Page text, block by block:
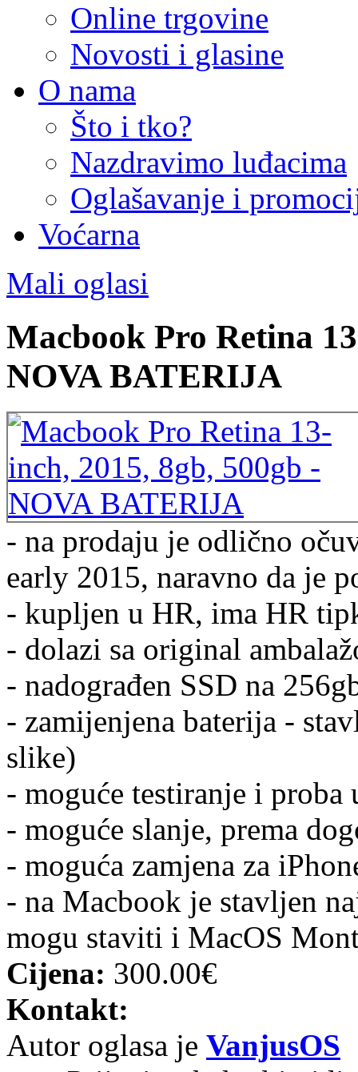
Online trgovine
Novosti i glasine
O nama
Što i tko?
Nazdravimo luđacima
Oglašavanje i
Voćarna
Mali oglasi
Macbook Pro Retina
NOVA BATERIJA
- na prodaju je odlično
early 2015, naravno da je
- kupljen u HR, ima HR
- dolazi sa original
- nadograđen SSD na
- zamijenjena baterija -
slike)
- moguće testiranje i
- moguće slanje, prema
- moguća zamjena za
- na Macbook je stavljen
mogu staviti i MacOS
Cijena: 300.00€
Kontakt:
Autor oglasa je VanjusOS